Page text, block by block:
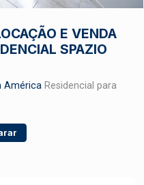
E VENDA
SPAZIO
América Residencial para